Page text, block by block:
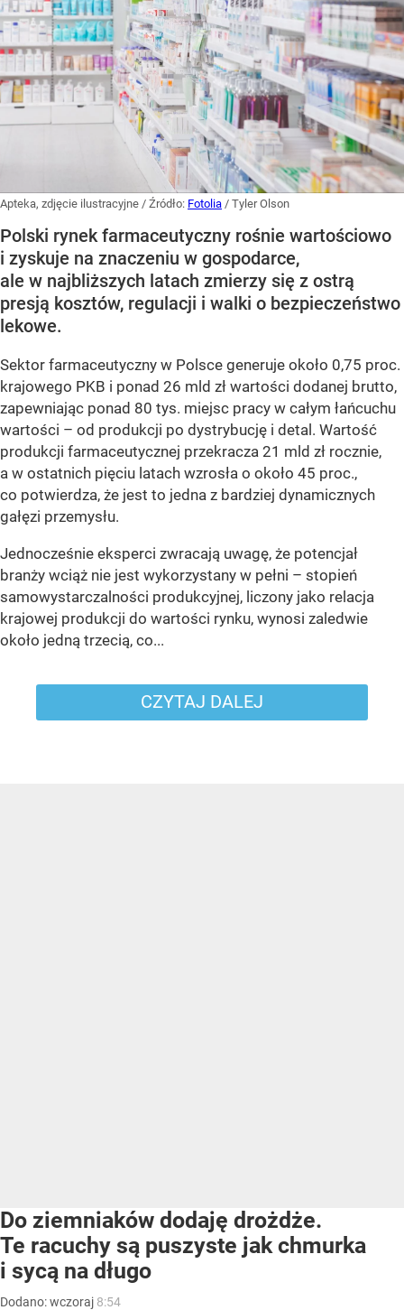
Apteka, zdjęcie ilustracyjne / Źródło: Fotolia / Tyler Olson
Polski rynek farmaceutyczny rośnie wartościowo
i zyskuje na znaczeniu w gospodarce,
ale w najbliższych latach zmierzy się z ostrą
presją kosztów, regulacji i walki o bezpieczeństwo
lekowe.
Sektor farmaceutyczny w Polsce generuje około 0,75 proc.
krajowego PKB i ponad 26 mld zł wartości dodanej brutto,
zapewniając ponad 80 tys. miejsc pracy w całym łańcuchu
wartości – od produkcji po dystrybucję i detal. Wartość
produkcji farmaceutycznej przekracza 21 mld zł rocznie,
a w ostatnich pięciu latach wzrosła o około 45 proc.,
co potwierdza, że jest to jedna z bardziej dynamicznych
gałęzi przemysłu.
Jednocześnie eksperci zwracają uwagę, że potencjał
branży wciąż nie jest wykorzystany w pełni – stopień
samowystarczalności produkcyjnej, liczony jako relacja
krajowej produkcji do wartości rynku, wynosi zaledwie
około jedną trzecią, co...
CZYTAJ DALEJ
Do ziemniaków dodaję drożdże.
Te racuchy są puszyste jak chmurka
i sycą na długo
Dodano:wczoraj 8:54